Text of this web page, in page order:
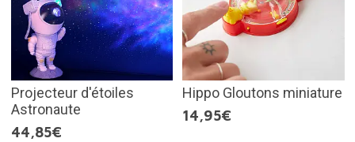
Projecteur d'étoiles
Astronaute
44,85€
Hippo Gloutons miniature
14,95€